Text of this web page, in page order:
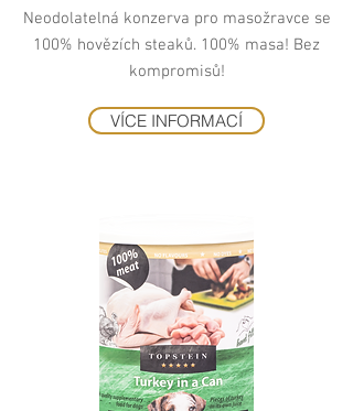
Neodolatelná konzerva pro masožravce se
100% hovězích steaků. 100% masa! Bez
kompromisů!
VÍCE INFORMACÍ